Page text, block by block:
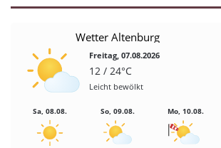
Wetter Altenburg
Freitag, 07.08.2026
12 / 24°C
Leicht bewölkt
Sa, 08.08. So, 09.08. Mo, 10.08.